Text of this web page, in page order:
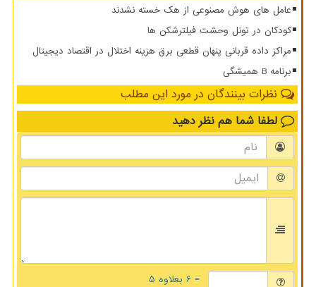
عامل های هوش مصنوعی از هک خسته نشدند
کودکان در تونل وحشت فیلترشکن ها
مراکز داده قربانی پنهان قطعی برق هزینه اختلال در اقتصاد دیجیتال
برنامه B همیشگی
نظرات بینندگان در مورد این مطلب
لطفا شما هم نظر دهید
= ۶ بعلاوه ۵